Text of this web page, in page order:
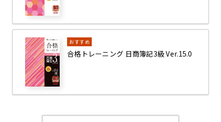
おすすめ
合格トレーニング 日商簿記3級 Ver.15.0